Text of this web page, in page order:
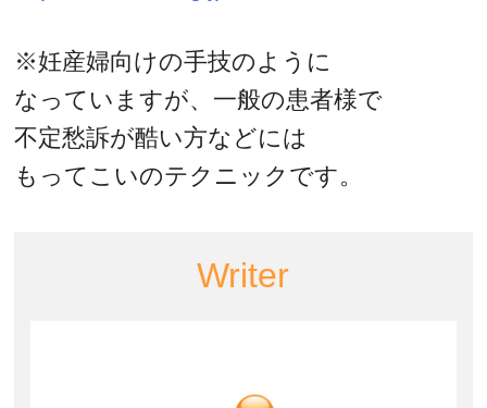
※妊産婦向けの手技のように
なっていますが、一般の患者様で
不定愁訴が酷い方などには
もってこいのテクニックです。
Writer